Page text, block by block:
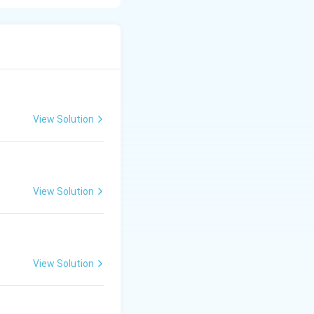
View Solution
View Solution
View Solution